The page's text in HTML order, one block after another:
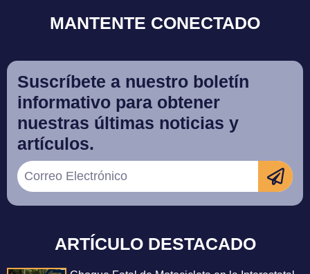
MANTENTE CONECTADO
Suscríbete a nuestro boletín
informativo para obtener
nuestras últimas noticias y
artículos.
ARTÍCULO DESTACADO